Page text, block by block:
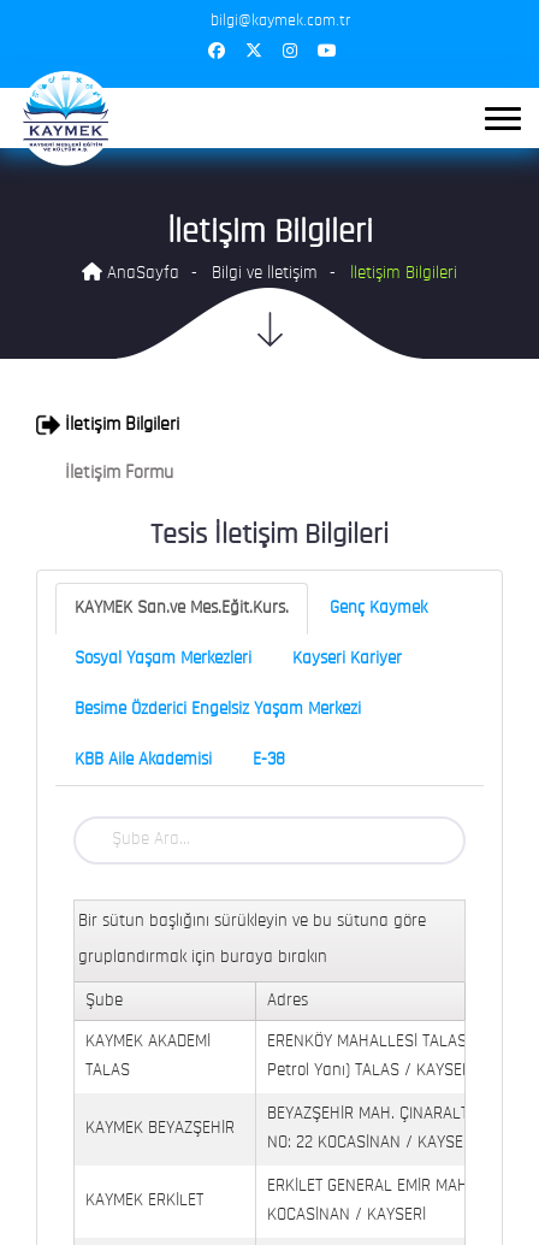
bilgi@kaymek.com.tr
İletişim Bilgileri
AnaSayfa Bilgi ve İletişim İletişim Bilgileri
İletişim Bilgileri
İletişim Formu
Tesis İletişim Bilgileri
KAYMEK San.ve Mes.Eğit.Kurs. Genç Kaymek
Sosyal Yaşam Merkezleri Kayseri Kariyer
Besime Özderici Engelsiz Yaşam Merkezi
KBB Aile Akademisi E-38
Bir sütun başlığını sürükleyin ve bu sütuna göre
gruplandırmak için buraya bırakın
Şube Adres
KAYMEK AKADEMİ
TALAS
ERENKÖY MAHALLESİ TALAS
Petrol Yanı) TALAS / KAYSERİ
KAYMEK BEYAZŞEHİR
BEYAZŞEHİR MAH. ÇINARALTI
NO: 22 KOCASİNAN / KAYSERİ
KAYMEK ERKİLET
ERKİLET GENERAL EMİR MAH.
KOCASİNAN / KAYSERİ